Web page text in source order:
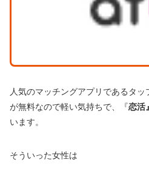
人気のマッチングアプリであるタ
が無料なので軽い気持ちで、『恋活
います。
そういった女性は